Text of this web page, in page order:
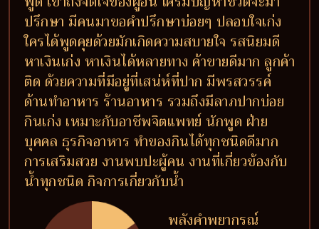
ปรึกษา มีคนมาขอคำปรึกษาบ่อยๆ ปลอบใจเก่ง
ใครได้พูดคุยด้วยมักเกิดความสบายใจ รสนิยมดี
หาเงินเก่ง หาเงินได้หลายทาง ค้าขายดีมาก ลูกค้า
ติด ด้วยความที่มีอยู่ที่เสน่ห์ที่ปาก มีพรสวรรค์
ด้านทำอาหาร ร้านอาหาร รวมถึงมีลาภปากบ่อย
กินเก่ง เหมาะกับอาชีพจิตแพทย์ นักพูด ฝ่าย
บุคคล ธุรกิจอาหาร ทำของกินได้ทุกชนิดดีมาก
การเสริมสวย งานพบปะผู้คน งานที่เกี่ยวข้องกับ
น้ำทุกชนิด กิจการเกี่ยวกับน้ำ
พลังคำพยากรณ์